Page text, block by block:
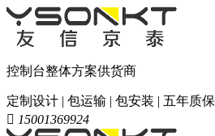
控制台整体方案供货商
定制设计 | 包运输 | 包安装 | 五年质保
 15001369924